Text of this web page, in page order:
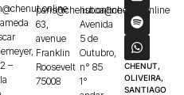
–
paris@chenut.online
63,
avenue
Franklin
Roosevelt
75008
lisboa@chenut.online
Avenida
5 de
Outubro,
n° 85
1°
CHENUT,
OLIVEIRA,
SANTIAGO